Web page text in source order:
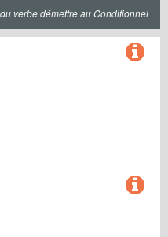
verbe démettre au Conditionnel